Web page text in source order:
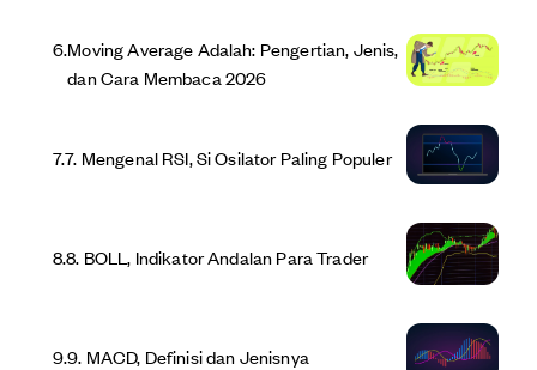
6.Moving Average Adalah: Pengertian, Jenis,
dan Cara Membaca 2026
7.7. Mengenal RSI, Si Osilator Paling Populer
8.8. BOLL, Indikator Andalan Para Trader
9.9. MACD, Definisi dan Jenisnya